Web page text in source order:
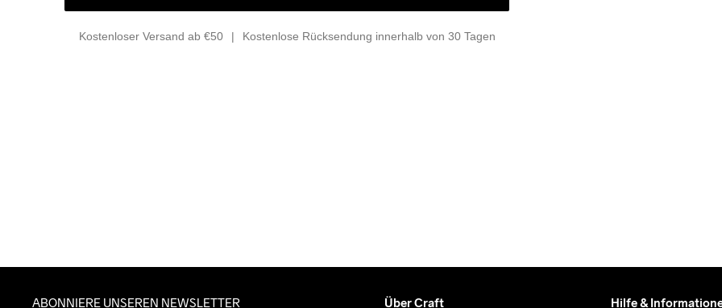
Kostenloser Versand ab €50 Kostenlose Rücksendung innerhalb von 30 Tagen
ABONNIERE UNSEREN NEWSLETTER Über Craft Hilfe &